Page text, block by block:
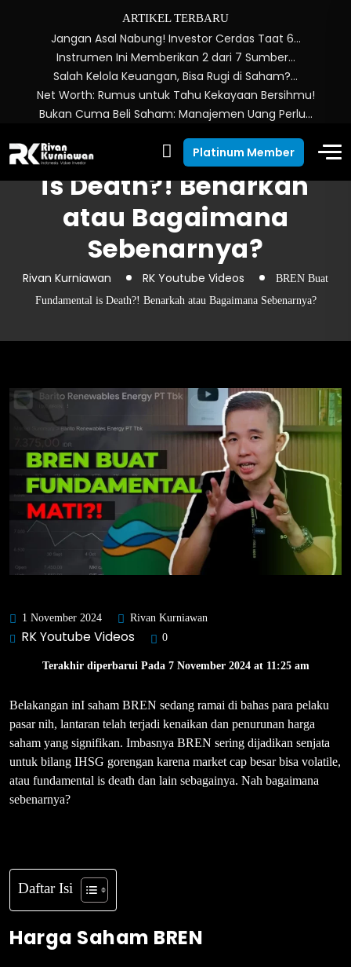
ARTIKEL TERBARU
Jangan Asal Nabung! Investor Cerdas Taat 6…
Instrumen Ini Memberikan 2 dari 7 Sumber…
Salah Kelola Keuangan, Bisa Rugi di Saham?…
Net Worth: Rumus untuk Tahu Kekayaan Bersihmu!
Bukan Cuma Beli Saham: Manajemen Uang Perlu…
Platinum Member
BREN Buat Fundamental
is Death?! Benarkah
atau Bagaimana
Sebenarnya?
Rivan Kurniawan RK Youtube Videos
BREN Buat
Fundamental is Death?! Benarkah atau Bagaimana Sebenarnya?
1 November 2024 Rivan Kurniawan
RK Youtube Videos 0
Terakhir diperbarui Pada 7 November 2024 at 11:25 am
Belakangan inI saham BREN sedang ramai di bahas para pelaku
pasar nih, lantaran telah terjadi kenaikan dan penurunan harga
saham yang signifikan. Imbasnya BREN sering dijadikan senjata
untuk bilang IHSG gorengan karena market cap besar bisa volatile,
atau fundamental is death dan lain sebagainya. Nah bagaimana
sebenarnya?
Daftar Isi
Harga Saham BREN